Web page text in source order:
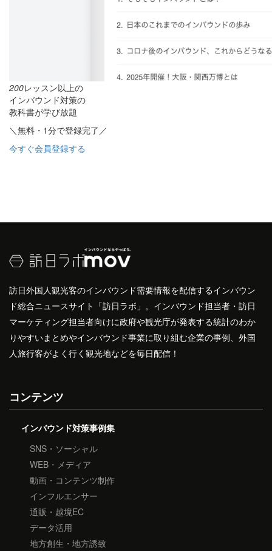
200レッスン以上の
インバウンド対策の
教科書が学び放題
＼無料・1分で登録完了／
今すぐ会員登録する
訪日外国人観光客のインバウンド需要情報を配信するインバウン
ド総合ニュースサイト「訪日ラボ」。インバウンド担当者・訪日
マーケティング担当者向けに政府や観光庁が発表する統計のわか
りやすいまとめやインバウンド事業に取り組む企業の事例、外国
人旅行客がよく行く観光地などを毎日配信！
コンテンツ
インバウンド対策事例集
SNS・ソーシャル
WEB・メディア
動画・コンテンツ制作
インフルエンサー
通販・越境EC
データ活用
地方創生・地方誘致